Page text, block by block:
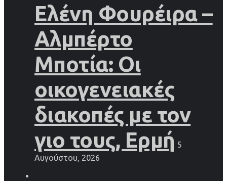
Ελένη Φουρέιρα –
Αλμπέρτο
Μποτία: Οι
οικογενειακές
διακοπές με τον
γιο τους, Ερμή 5
Αυγούστου, 2026